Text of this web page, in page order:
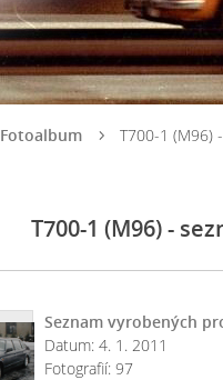
Fotoalbum T700-1 (M96)
T700-1 (M96) -
Seznam vyrobených
Datum: 4. 1. 2011
Fotografií: 97